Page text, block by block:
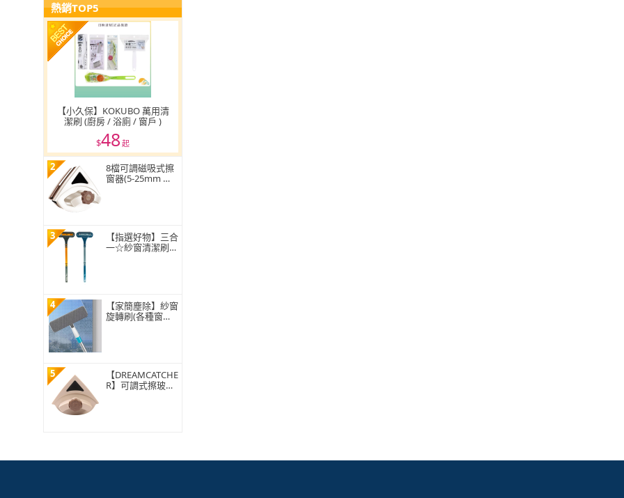
熱銷TOP5
【小久保】KOKUBO 萬用清
潔刷 (廚房 / 浴廁 / 窗戶 )
$48 起
2
8檔可調磁吸式擦
窗器(5-25mm 玻
3
【指選好物】三合
一☆紗窗清潔刷
4
【家簡塵除】紗窗
旋轉刷(各種窗紗
5
【DREAMCATCHE
R】可調式擦玻璃